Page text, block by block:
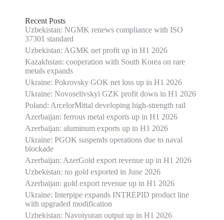
Recent Posts
Uzbekistan: NGMK renews compliance with ISO
37301 standard
Uzbekistan: AGMK net profit up in H1 2026
Kazakhstan: cooperation with South Korea on rare
metals expands
Ukraine: Pokrovsky GOK net loss up in H1 2026
Ukraine: Novoselivskyi GZK profit down in H1 2026
Poland: ArcelorMittal developing high-strength rail
Azerbaijan: ferrous metal exports up in H1 2026
Azerbaijan: aluminum exports up in H1 2026
Ukraine: PGOK suspends operations due to naval
blockade
Azerbaijan: AzerGold export revenue up in H1 2026
Uzbekistan: no gold exported in June 2026
Azerbaijan: gold export revenue up in H1 2026
Ukraine: Interpipe expands INTREPID product line
with upgraded modification
Uzbekistan: Navoiyuran output up in H1 2026